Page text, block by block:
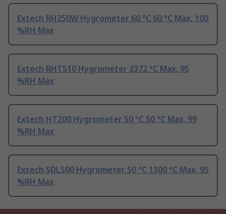
Extech RH250W Hygrometer 60 °C 60 °C Max, 100
%RH Max
Extech RHT510 Hygrometer 2372 °C Max, 95
%RH Max
Extech HT200 Hygrometer 50 °C 50 °C Max, 99
%RH Max
Extech SDL500 Hygrometer 50 °C 1300 °C Max, 95
%RH Max